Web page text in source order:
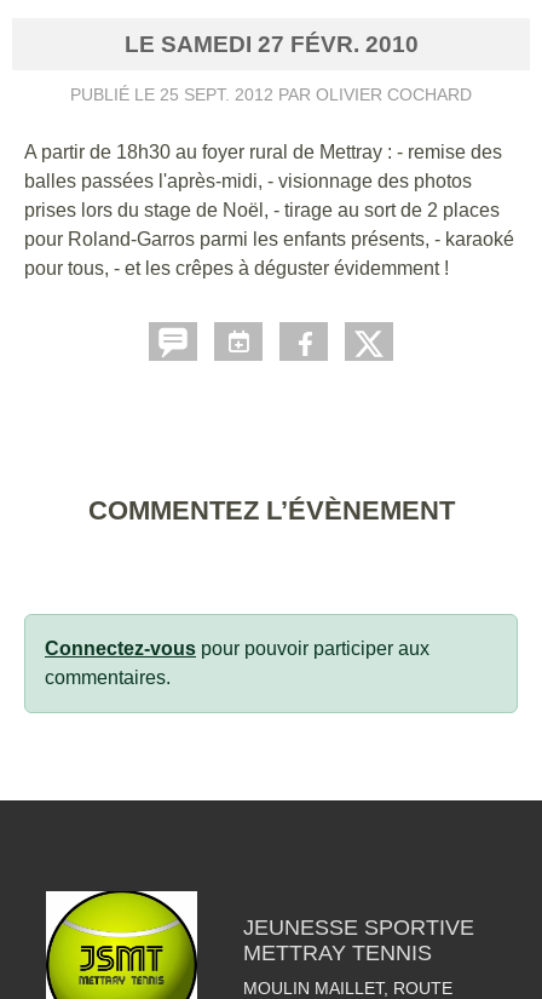
LE SAMEDI 27 FÉVR. 2010
PUBLIÉ LE 25 SEPT. 2012 PAR OLIVIER COCHARD
A partir de 18h30 au foyer rural de Mettray : - remise des
balles passées l'après-midi, - visionnage des photos
prises lors du stage de Noël, - tirage au sort de 2 places
pour Roland-Garros parmi les enfants présents, - karaoké
pour tous, - et les crêpes à déguster évidemment !
COMMENTEZ L’ÉVÈNEMENT
Connectez-vous pour pouvoir participer aux
commentaires.
JEUNESSE SPORTIVE
METTRAY TENNIS
MOULIN MAILLET, ROUTE